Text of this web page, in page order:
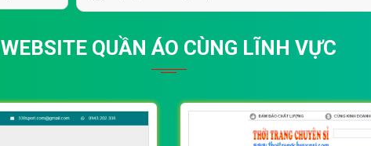
WEBSITE QUẦN ÁO CÙNG LĨNH VỰC